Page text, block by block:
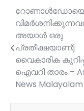
Post
navigation
അയാൾ ഒരു
പ്രതീക്ഷയാണ്:j
വെെകാരിക
ഐവറി താരം –
News Malayalam